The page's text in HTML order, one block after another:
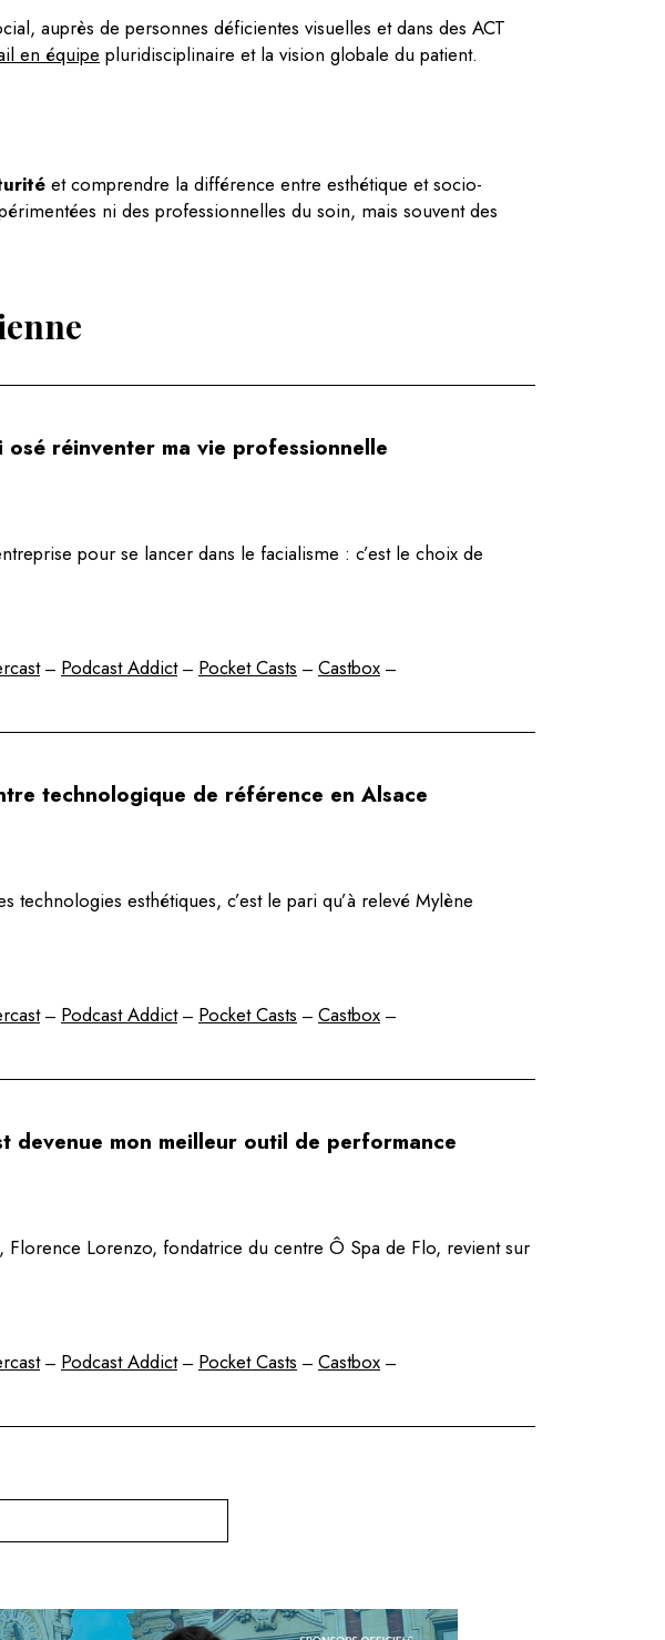
auprès de personnes déficientes visuelles et dans des ACT
en équipe pluridisciplinaire et la vision globale du patient.
et comprendre la différence entre esthétique et socio-
ni des professionnelles du soin, mais souvent des
osé réinventer ma vie professionnelle
pour se lancer dans le facialisme : c’est le choix de
– Podcast Addict– Pocket Casts – Castbox –
technologique de référence en Alsace
technologies esthétiques, c’est le pari qu’à relevé Mylène
– Podcast Addict– Pocket Casts – Castbox –
devenue mon meilleur outil de performance
Florence Lorenzo, fondatrice du centre Ô Spa de Flo, revient sur
– Podcast Addict– Pocket Casts – Castbox –